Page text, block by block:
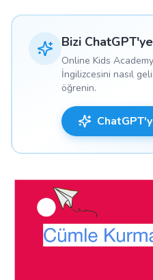
Bizi
Online Kids
İngilizcesini nasıl
öğrenin.